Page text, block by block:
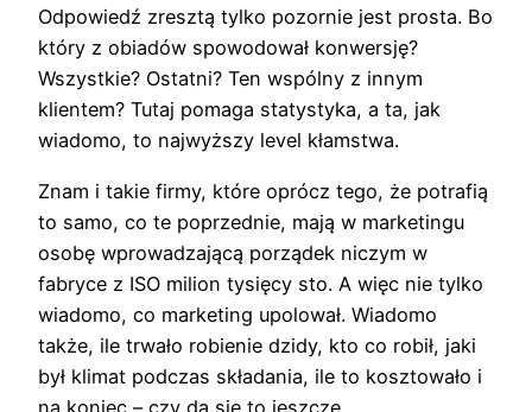
Odpowiedź zresztą tylko pozornie jest prosta. Bo
który z obiadów spowodował konwersję?
Wszystkie? Ostatni? Ten wspólny z innym
klientem? Tutaj pomaga statystyka, a ta, jak
wiadomo, to najwyższy level kłamstwa.
Znam i takie firmy, które oprócz tego, że potrafią
to samo, co te poprzednie, mają w marketingu
osobę wprowadzającą porządek niczym w
fabryce z ISO milion tysięcy sto. A więc nie tylko
wiadomo, co marketing upolował. Wiadomo
także, ile trwało robienie dzidy, kto co robił, jaki
był klimat podczas składania, ile to kosztowało i
na koniec – czy da się to jeszcze